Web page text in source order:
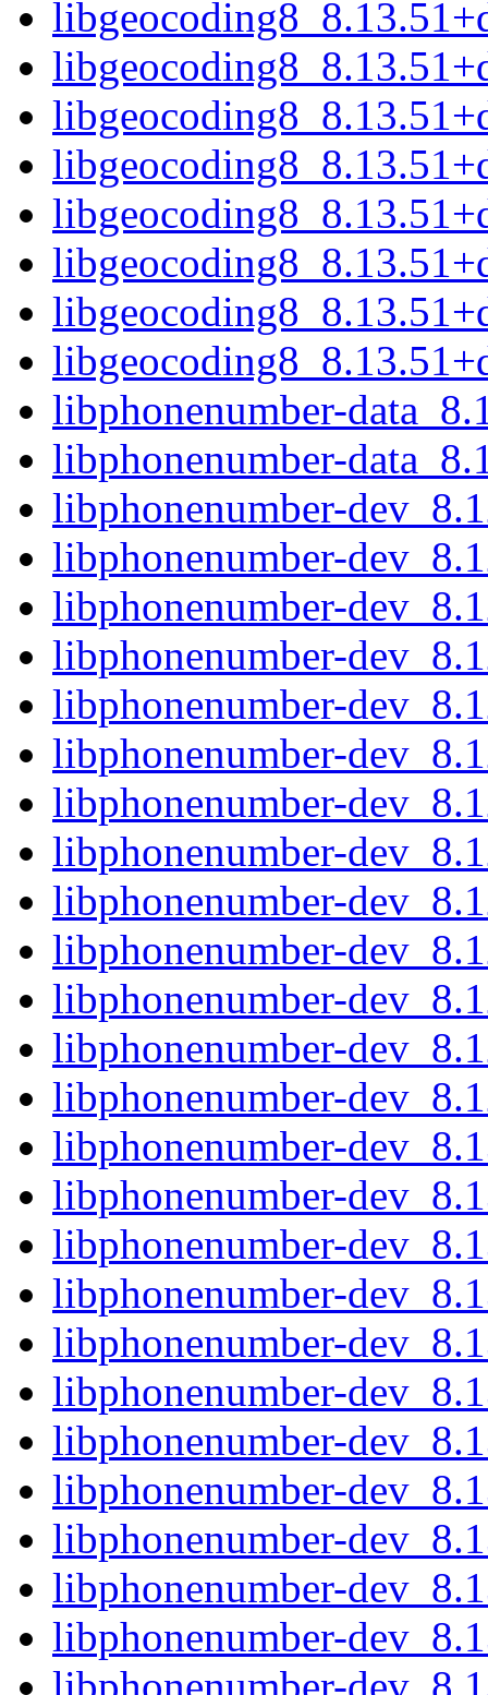
libphonenumber-
libphonenumber-
libphonenumber-
libphonenumber-
libphonenumber-
libphonenumber-
libphonenumber-
libphonenumber-
libphonenumber-
libphonenumber-
libphonenumber-
libphonenumber-
libphonenumber-
libphonenumber-
libphonenumber-
libphonenumber-
libphonenumber-
libphonenumber-
libphonenumber-
libphonenumber-
libphonenumber-
libphonenumber-
libphonenumber-
libphonenumber-
libphonenumber-
libphonenumber-